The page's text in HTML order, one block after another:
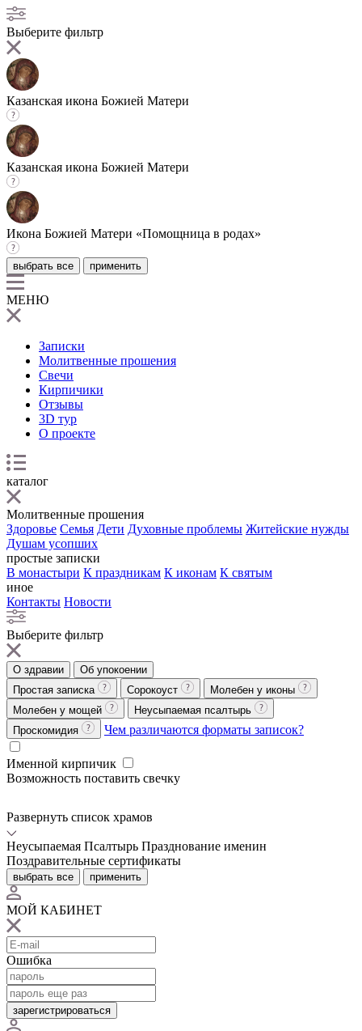
Выберите фильтр
Казанская икона Божией Матери
Казанская икона Божией Матери
Икона Божией Матери «Помощница в родах»
выбрать все применить
МЕНЮ
Записки
Молитвенные прошения
Свечи
Кирпичики
Отзывы
3D тур
О проекте
каталог
Молитвенные прошения
Здоровье Семья Дети Духовные проблемы Житейские нужды
Душам усопших
простые записки
В монастыри К праздникам К иконам К святым
иное
Контакты Новости
Выберите фильтр
О здравии
Об упокоении
Простая записка
Сорокоуст
Молебен у иконы
Молебен у мощей
Неусыпаемая псалтырь
Проскомидия
Чем различаются форматы записок?
Именной кирпичик
Возможность поставить свечку
Развернуть список храмов
Неусыпаемая Псалтырь Празднование именин
Поздравительные сертификаты
выбрать все применить
МОЙ КАБИНЕТ
Ошибка
зарегистрироваться